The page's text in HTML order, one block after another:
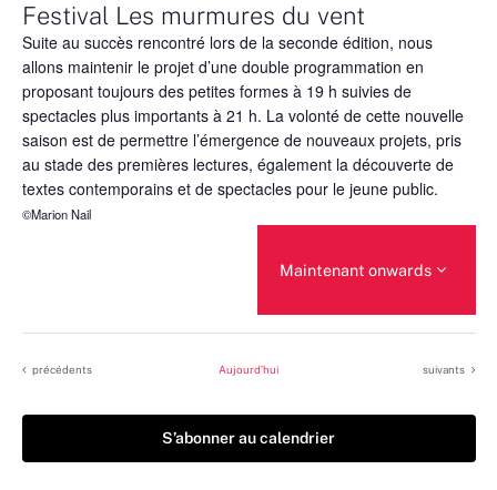
Festival Les murmures du vent
Suite au succès rencontré lors de la seconde édition, nous
allons maintenir le projet d’une double programmation en
proposant toujours des petites formes à 19 h suivies de
spectacles plus importants à 21 h. La volonté de cette nouvelle
saison est de permettre l’émergence de nouveaux projets, pris
au stade des premières lectures, également la découverte de
textes contemporains et de spectacles pour le jeune public.
©Marion Nail
Maintenant onwards
date.
Évènements
précédents Aujourd’hui Évènements
suivants
S’abonner au calendrier